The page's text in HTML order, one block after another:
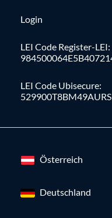
Login
LEI Code Register-LEI:
LEI Code Ubisecure:
Österreich
Deutschland